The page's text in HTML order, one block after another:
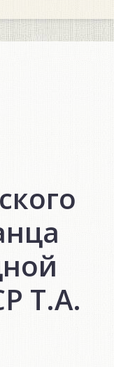
Т.А.